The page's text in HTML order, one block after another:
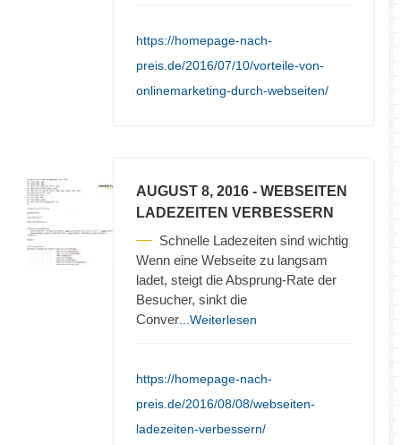
https://homepage-nach-
preis.de/2016/07/10/vorteile-von-
onlinemarketing-durch-webseiten/
AUGUST 8, 2016 - WEBSEITEN
LADEZEITEN VERBESSERN
Schnelle Ladezeiten sind wichtig
Wenn eine Webseite zu langsam
ladet, steigt die Absprung-Rate der
Besucher, sinkt die
Conver ...Weiterlesen
https://homepage-nach-
preis.de/2016/08/08/webseiten-
ladezeiten-verbessern/